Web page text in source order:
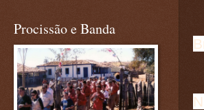
Procissão e Banda